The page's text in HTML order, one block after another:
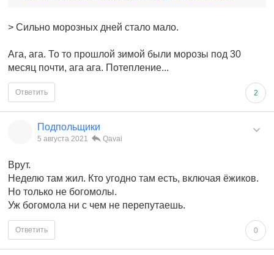
> Сильно морозных дней стало мало.
Ага, ага. То то прошлой зимой были морозы под 30
месяц почти, ага ага. Потепление...
2
Ответить
Подпольщики
5 августа 2021 Qavai
Врут.
Неделю там жил. Кто угодно там есть, включая ёжиков.
Но только не богомолы.
Уж богомола ни с чем не перепутаешь.
0
Ответить